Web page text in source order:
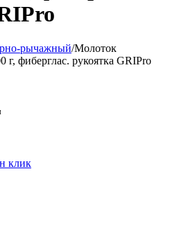
рычажный/Молоток
г, фиберглас. рукоятка GRIPro
клик